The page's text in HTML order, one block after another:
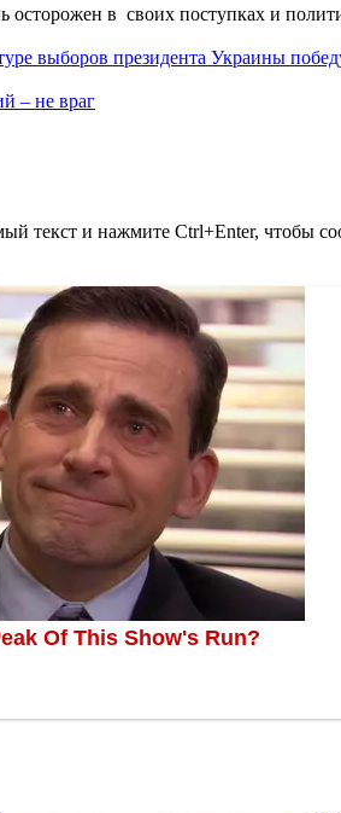
в своих поступках и
выборов президента Украины
– не враг
текст и нажмите Ctrl+Enter, чтобы